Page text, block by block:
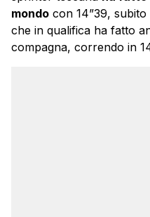
mondo con 14”39,
che in qualifica ha fatto
compagna, correndo in